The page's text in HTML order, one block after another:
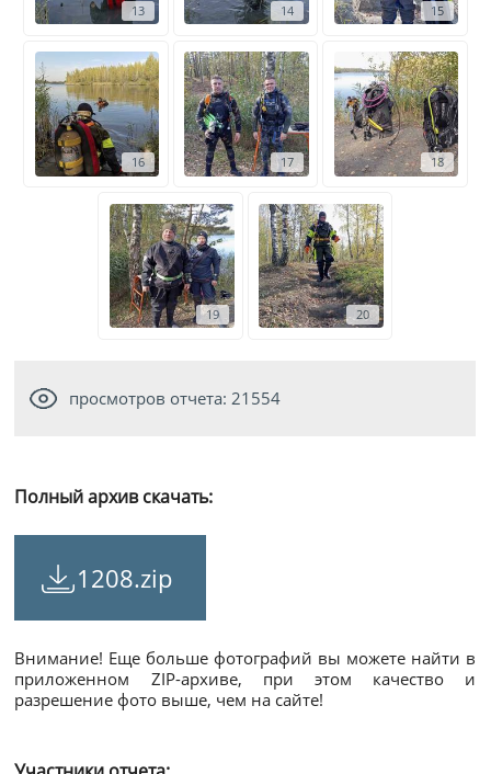
13 14 15
16 17 18
19 20
просмотров отчета: 21554
Полный архив скачать:
1208.zip
Внимание! Еще больше фотографий вы можете найти в
приложенном ZIP-архиве, при этом качество и
разрешение фото выше, чем на сайте!